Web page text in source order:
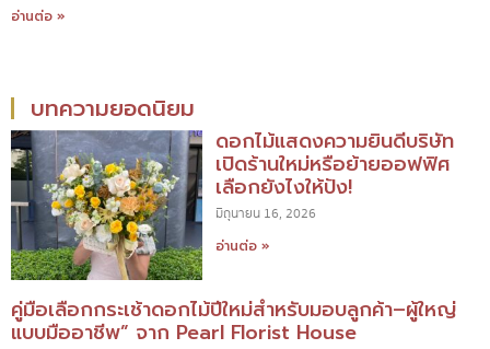
อ่านต่อ »
บทความยอดนิยม
ดอกไม้แสดงความยินดีบริษัท
เปิดร้านใหม่หรือย้ายออฟฟิศ
เลือกยังไงให้ปัง!
มิถุนายน 16, 2026
อ่านต่อ »
คู่มือเลือกกระเช้าดอกไม้ปีใหม่สำหรับมอบลูกค้า–ผู้ใหญ่
แบบมืออาชีพ” จาก Pearl Florist House